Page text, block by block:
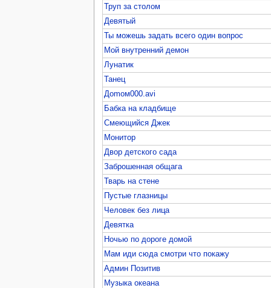
Труп за столом
Девятый
Ты можешь задать всего один вопрос
Мой внутренний демон
Лунатик
Танец
Доmом000.avi
Бабка на кладбище
Смеющийся Джек
Монитор
Двор детского сада
Заброшенная общага
Тварь на стене
Пустые глазницы
Человек без лица
Девятка
Ночью по дороге домой
Мам иди сюда смотри что покажу
Админ Позитив
Музыка океана